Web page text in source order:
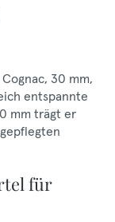
30 mm,
entspannte
mm trägt er
für